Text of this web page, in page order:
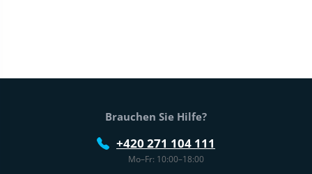
Fußtext der Website
Brauchen Sie Hilfe?
+420 271 104 111
Mo–Fr: 10:00–18:00